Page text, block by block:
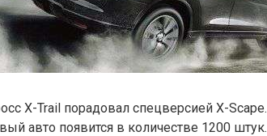
X-Trail порадовал спецверсией X-
авто появится в количестве 1200